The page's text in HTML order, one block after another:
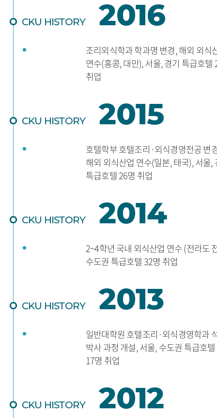
CKU HISTORY 2016
조리외식학과 학과명 변경, 해외 외식
연수(홍콩, 대만), 서울, 경기 특급호텔
취업
CKU HISTORY 2015
호텔학부 호텔조리·외식경영전공 변
해외 외식산업 연수(일본, 태국), 서울,
특급호텔 26명 취업
CKU HISTORY 2014
2~4학년 국내 외식산업 연수 (전라도
수도권 특급호텔 32명 취업
CKU HISTORY 2013
일반대학원 호텔조리·외식경영학과
박사 과정 개설, 서울, 수도권 특급호텔
17명 취업
CKU HISTORY 2012